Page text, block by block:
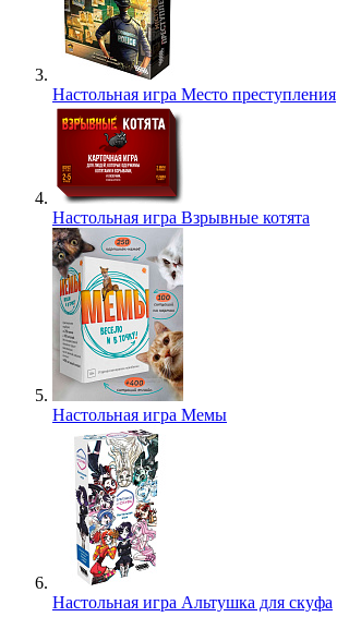
Настольная игра Место преступления
Настольная игра Взрывные котята
Настольная игра Мемы
Настольная игра Альтушка для скуфа